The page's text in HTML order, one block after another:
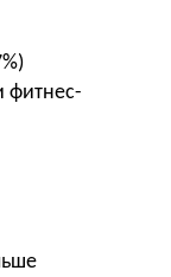
фитнес-